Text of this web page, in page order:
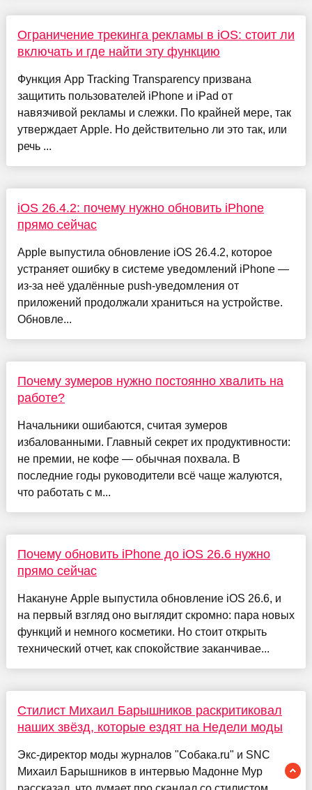
Ограничение трекинга рекламы в iOS: стоит ли
включать и где найти эту функцию
Функция App Tracking Transparency призвана
защитить пользователей iPhone и iPad от
навязчивой рекламы и слежки. По крайней мере, так
утверждает Apple. Но действительно ли это так, или
речь ...
iOS 26.4.2: почему нужно обновить iPhone
прямо сейчас
Apple выпустила обновление iOS 26.4.2, которое
устраняет ошибку в системе уведомлений iPhone —
из-за неё удалённые push-уведомления от
приложений продолжали храниться на устройстве.
Обновле...
Почему зумеров нужно постоянно хвалить на
работе?
Начальники ошибаются, считая зумеров
избалованными. Главный секрет их продуктивности:
не премии, не кофе — обычная похвала. В
последние годы руководители всё чаще жалуются,
что работать с м...
Почему обновить iPhone до iOS 26.6 нужно
прямо сейчас
Накануне Apple выпустила обновление iOS 26.6, и
на первый взгляд оно выглядит скромно: пара новых
функций и немного косметики. Но стоит открыть
технический отчет, как спокойствие заканчивае...
Стилист Михаил Барышников раскритиковал
наших звёзд, которые ездят на Недели моды
Экс-директор моды журналов "Собака.ru" и SNC
Михаил Барышников в интервью Мадонне Мур